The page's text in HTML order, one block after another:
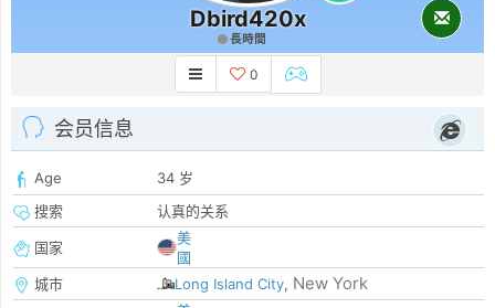
Dbird420x
長時間
0
会员信息
Age
34 岁
搜索
认真的关系
国家
美
國
城市
Long Island City, New York